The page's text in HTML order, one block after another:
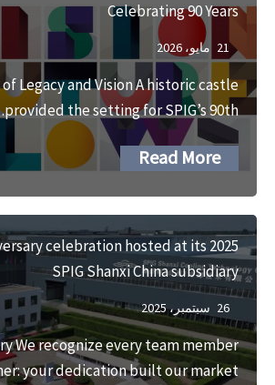
Celebrating 90 Years
21 مايو، 2026
Legacy and Vision A historic castle
provided the setting for SPIG’s 90th…
Read More
celebration hosted at its
SPIG Shanxi China subsidiary
26 سبتمبر، 2025
We recognize every team member
your dedication built our market